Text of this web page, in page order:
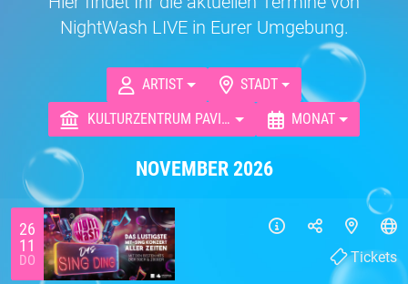
NightWash LIVE in Eurer Umgebung.
ARTIST
STADT
KULTURZENTRUM PAVILLON
MONAT
NOVEMBER 2026
26
11
DO Tickets